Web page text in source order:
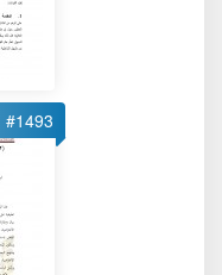
#1493